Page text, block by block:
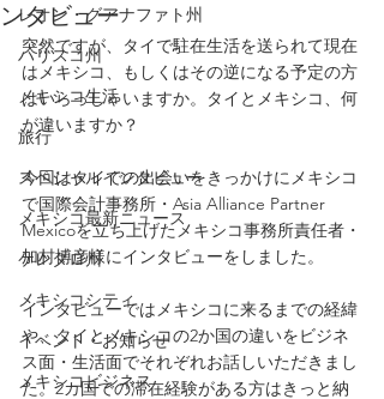
レオン・グアナファト州
ハリスコ州
メキシコ生活
旅行
スペシャルインタビュー
メキシコ最新ニュース
ケレタロ州
メキシコシティ
イベント・お知らせ
メキシコビジネス
ンタビュー
突然ですが、タイで駐在生活を送られて現在
はメキシコ、もしくはその逆になる予定の方
はいらっしゃいますか。タイとメキシコ、何
が違いますか？
今回はタイでの出会いをきっかけにメキシコ
で国際会計事務所・Asia Alliance Partner
Mexicoを立ち上げたメキシコ事務所責任者・
加村博彦様にインタビューをしました。
インタビューではメキシコに来るまでの経緯
や、タイとメキシコの2か国の違いをビジネ
ス面・生活面でそれぞれお話しいただきまし
た。2カ国での滞在経験がある方はきっと納